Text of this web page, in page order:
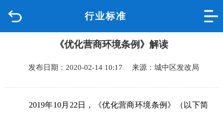
行业标准
新闻中心
政府信息公开
《优化营商环境条例》解读
发布日期：2020-02-14 10:17 来源：城中区发改局
2019年10月22日，《优化营商环境条例》（以下简